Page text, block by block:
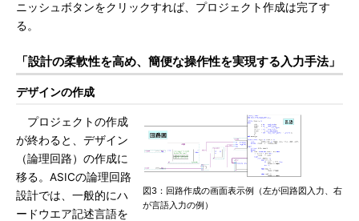
ニッシュボタンをクリックすれば、プロジェクト作成は完了す
る。
「設計の柔軟性を高め、簡便な操作性を実現する入力手法」
デザインの作成
図3：回路作成の画面表示例（左が回路図入力、右
が言語入力の例）
プロジェクトの作成
が終わると、デザイン
（論理回路）の作成に
移る。ASICの論理回路
設計では、一般的にハ
ードウエア記述言語を